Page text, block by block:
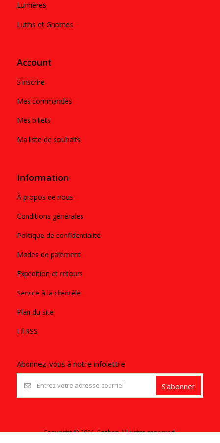
Lumières
Lutins et Gnomes
Account
S'inscrire
Mes commandes
Mes billets
Ma liste de souhaits
Information
À propos de nous
Conditions générales
Politique de confidentialité
Modes de paiement
Expédition et retours
Service à la clientèle
Plan du site
Fil RSS
Abonnez-vous à notre infolettre
S'abonner
Copyright © 2021. Ezshop All rights reserved.